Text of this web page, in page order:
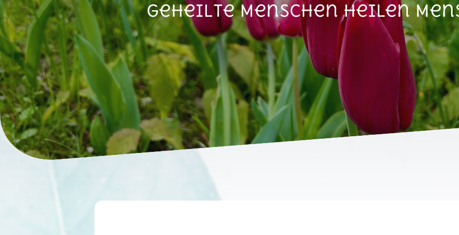
geheilte Menschen heilen